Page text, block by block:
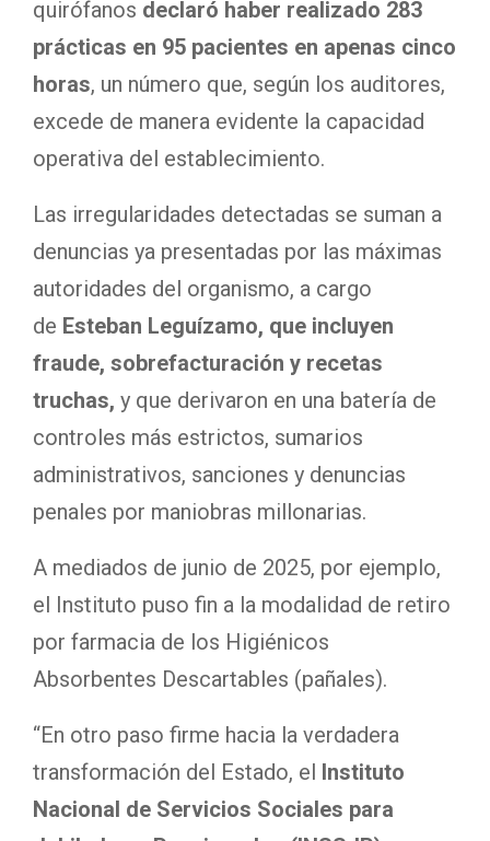
quirófanos declaró haber realizado 283
prácticas en 95 pacientes en apenas cinco
horas, un número que, según los auditores,
excede de manera evidente la capacidad
operativa del establecimiento.
Las irregularidades detectadas se suman a
denuncias ya presentadas por las máximas
autoridades del organismo, a cargo
de Esteban Leguízamo, que incluyen
fraude, sobrefacturación y recetas
truchas, y que derivaron en una batería de
controles más estrictos, sumarios
administrativos, sanciones y denuncias
penales por maniobras millonarias.
A mediados de junio de 2025, por ejemplo,
el Instituto puso fin a la modalidad de retiro
por farmacia de los Higiénicos
Absorbentes Descartables (pañales).
“En otro paso firme hacia la verdadera
transformación del Estado, el
Instituto
Nacional de Servicios Sociales para